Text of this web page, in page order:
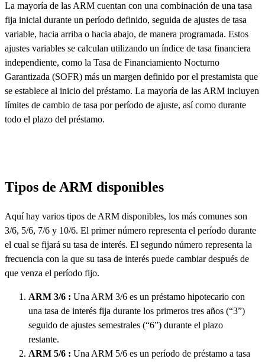
La mayoría de las ARM cuentan con una combinación de una tasa
fija inicial durante un período definido, seguida de ajustes de tasa
variable, hacia arriba o hacia abajo, de manera programada. Estos
ajustes variables se calculan utilizando un índice de tasa financiera
independiente, como la Tasa de Financiamiento Nocturno
Garantizada (SOFR) más un margen definido por el prestamista que
se establece al inicio del préstamo. La mayoría de las ARM incluyen
límites de cambio de tasa por período de ajuste, así como durante
todo el plazo del préstamo.
Tipos de ARM disponibles
Aquí hay varios tipos de ARM disponibles, los más comunes son
3/6, 5/6, 7/6 y 10/6. El primer número representa el período durante
el cual se fijará su tasa de interés. El segundo número representa la
frecuencia con la que su tasa de interés puede cambiar después de
que venza el período fijo.
ARM 3/6 : Una ARM 3/6 es un préstamo hipotecario con
una tasa de interés fija durante los primeros tres años (“3”)
seguido de ajustes semestrales (“6”) durante el plazo
restante.
ARM 5/6 : Una ARM 5/6 es un período de préstamo a tasa